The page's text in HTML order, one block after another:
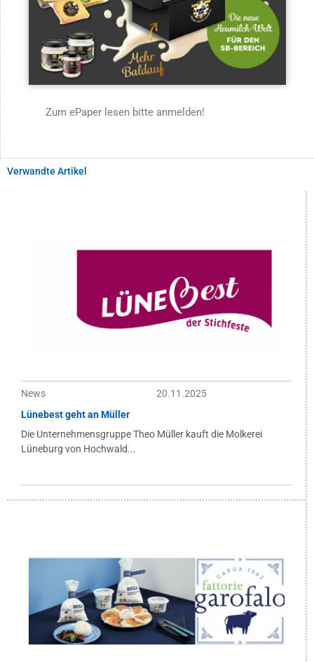
Zum ePaper lesen bitte anmelden!
Verwandte Artikel
News
20.11.2025
Lünebest geht an Müller
Die Unternehmensgruppe Theo Müller kauft die Molkerei
Lüneburg von Hochwald...